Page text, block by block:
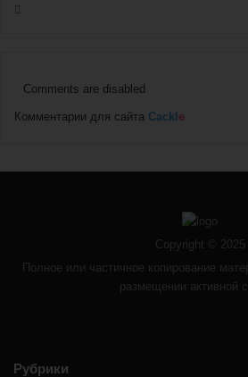
Comments are disabled
Комментарии для сайта Cackle
Copyright © 2025
Полное или частичное копирование
размещении активной
Рубрики